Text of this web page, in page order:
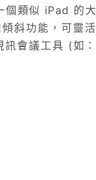
個類似 iPad 的大
斜功能，可靈活
會議工具 (如：